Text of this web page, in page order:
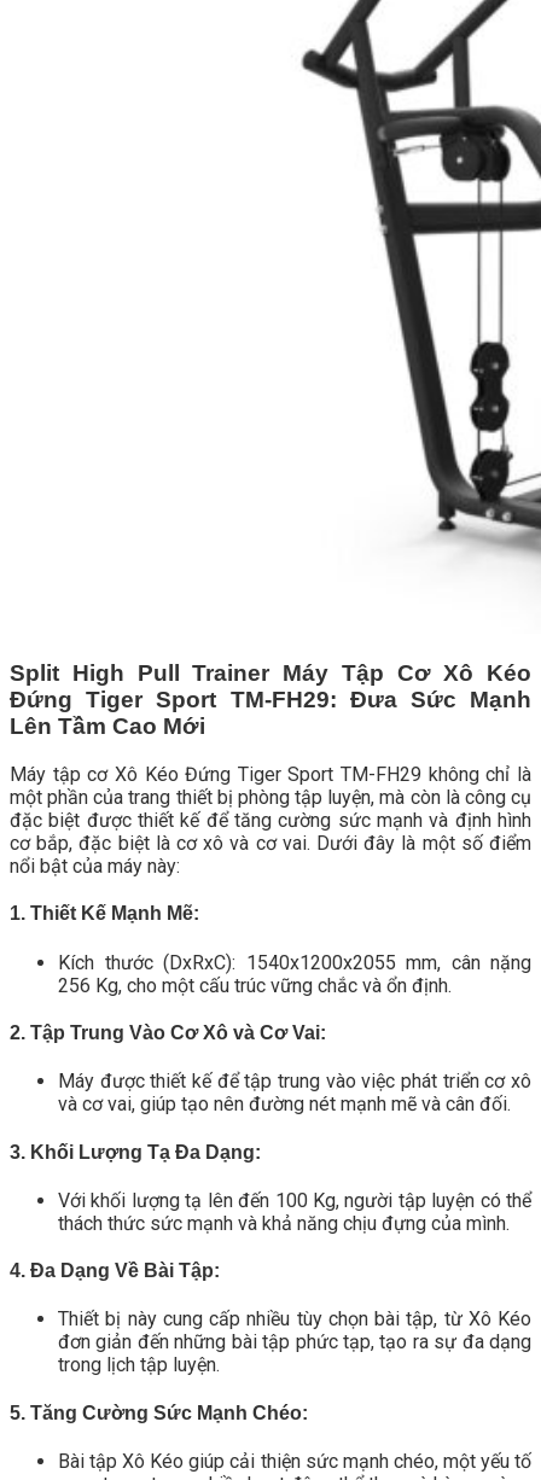
Split High Pull Trainer Máy Tập Cơ Xô Kéo
Đứng Tiger Sport TM-FH29: Đưa Sức Mạnh
Lên Tầm Cao Mới
Máy tập cơ Xô Kéo Đứng Tiger Sport TM-FH29 không chỉ là
một phần của trang thiết bị phòng tập luyện, mà còn là công cụ
đặc biệt được thiết kế để tăng cường sức mạnh và định hình
cơ bắp, đặc biệt là cơ xô và cơ vai. Dưới đây là một số điểm
nổi bật của máy này:
1. Thiết Kế Mạnh Mẽ:
Kích thước (DxRxC): 1540x1200x2055 mm, cân nặng
256 Kg, cho một cấu trúc vững chắc và ổn định.
2. Tập Trung Vào Cơ Xô và Cơ Vai:
Máy được thiết kế để tập trung vào việc phát triển cơ xô
và cơ vai, giúp tạo nên đường nét mạnh mẽ và cân đối.
3. Khối Lượng Tạ Đa Dạng:
Với khối lượng tạ lên đến 100 Kg, người tập luyện có thể
thách thức sức mạnh và khả năng chịu đựng của mình.
4. Đa Dạng Về Bài Tập:
Thiết bị này cung cấp nhiều tùy chọn bài tập, từ Xô Kéo
đơn giản đến những bài tập phức tạp, tạo ra sự đa dạng
trong lịch tập luyện.
5. Tăng Cường Sức Mạnh Chéo:
Bài tập Xô Kéo giúp cải thiện sức mạnh chéo, một yếu tố